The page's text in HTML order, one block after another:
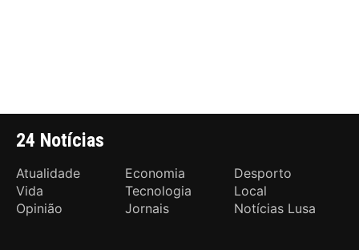
24 Notícias
Atualidade Economia
Desporto
Vida
Tecnologia
Local
Opinião
Jornais Notícias Lusa